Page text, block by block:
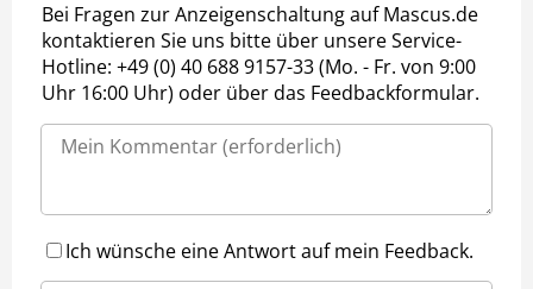
Bei Fragen zur Anzeigenschaltung auf Mascus.de
kontaktieren Sie uns bitte über unsere Service-
Hotline: +49 (0) 40 688 9157-33 (Mo. - Fr. von 9:00
Uhr 16:00 Uhr) oder über das Feedbackformular.
Ich wünsche eine Antwort auf mein Feedback.